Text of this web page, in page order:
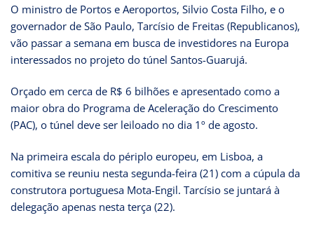
O ministro de Portos e Aeroportos, Silvio Costa Filho, e o
governador de São Paulo, Tarcísio de Freitas (Republicanos),
vão passar a semana em busca de investidores na Europa
interessados no projeto do túnel Santos-Guarujá.
Orçado em cerca de R$ 6 bilhões e apresentado como a
maior obra do Programa de Aceleração do Crescimento
(PAC), o túnel deve ser leiloado no dia 1º de agosto.
Na primeira escala do périplo europeu, em Lisboa, a
comitiva se reuniu nesta segunda-feira (21) com a cúpula da
construtora portuguesa Mota-Engil. Tarcísio se juntará à
delegação apenas nesta terça (22).